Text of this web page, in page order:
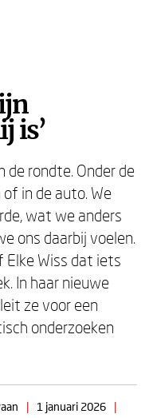
is’
de rondte. Onder de
in de auto. We
wat we anders
ons daarbij voelen.
Wiss dat iets
In haar nieuwe
ze voor een
onderzoeken
| 1 januari 2026
|